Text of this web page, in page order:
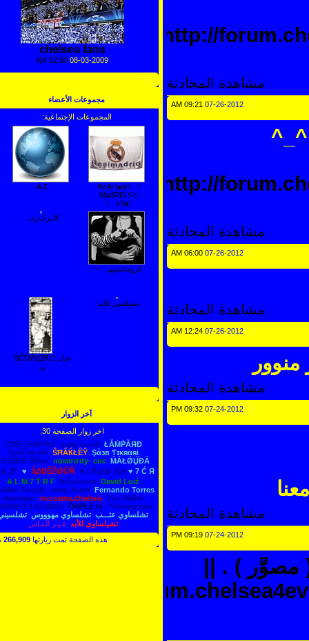
http://
مشاهدة المحادثة
07-26-2012
09:21 AM
http://
مشاهدة المحادثة
07-26-2012
06:00 AM
مشاهدة المحادثة
07-26-2012
12:24 AM
مشاهدة المحادثة
07-24-2012
09:32 PM
مشاهدة المحادثة
07-24-2012
09:19 PM
) . ||
http://
chelsea fans
08-03-2009
02:50 AM
مجموعات الأعضاء
المجموعات الإجتماعية:
!…»§●[ ReAl
MadRiD Fc
]●§«…!
الرومانسيهـ .. ~
الــزكــرتـــ
تشيلسى للابد
حبايـ ŞĈΏǾtДЯ11
آخر الزوار
اخر زوار الصفحة 30:
ĆĦỆŀŚãẂỲÅĤ ģαяy ćαнίłł ŁĂṀṖĂЯĐ
ŚpĕĈial Mě ŜĦẤЌŁỀŶ Şάзв Ƭɪκяαяi̲
ŶẤṤṤỀŔ ĬŘẨqĬ нαмσσdy- cнє ḾẮŁǾЏĐẮ
ẪβĐẼЙǾỮŘ ♣ ζ ẨḏỈℓℓ อζ♣ ♥ 7 Ć Я ♥
"الراقي"
A L M 7 T R F
bojsooom David Luiź
Fernando Torres‏
Golden Design lamp-8-ard
manegar oussama.chelsea
The Didier
TORRES 9 ELNINO TRIPLE H ™Distinctive
تشلساوي عتـــب تشلساوي مهوووس تشلسيني
تشيلساوي للأبد
غـيـر الـنـاس
هذه الصفحة تمت زيارتها266,909مرة